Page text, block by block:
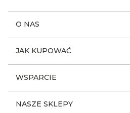
O NAS
Dlaczego FLK
JAK KUPOWAĆ
Polityka prywatności
WSPARCIE
NASZE SKLEPY